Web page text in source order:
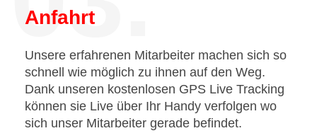
Anfahrt
Unsere erfahrenen Mitarbeiter machen sich so
schnell wie möglich zu ihnen auf den Weg.
Dank unseren kostenlosen GPS Live Tracking
können sie Live über Ihr Handy verfolgen wo
sich unser Mitarbeiter gerade befindet.